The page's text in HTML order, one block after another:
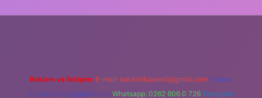
Reklam ve İletişim: E-mail: backlinkpaneli@gmail.com Teams:
forumhizmeti@gmail.com Whatsapp: 0262 606 0 726 Telegram: